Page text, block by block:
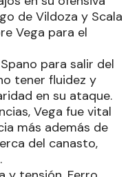
de Vildoza y Scala
Vega para el
para salir del
tener fluidez y
en su ataque.
Vega fue vital
más además de
del canasto,